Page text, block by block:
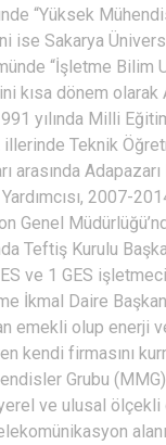
“Yüksek
ise Sakarya
“İşletme Bilim
kısa dönem olarak
yılında Milli
Teknik
arasında
2007-
Genel
Teftiş Kurulu
ve 1 GES
İkmal Daire
emekli olup enerji
kendi firmasını
Grubu
yerel ve ulusal